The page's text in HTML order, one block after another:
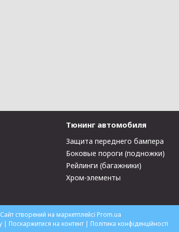
Тюнинг автомобиля
Защита переднего бампера
Боковые пороги (подножки)
Рейлинги (багажники)
Хром-элементы
Сайт створений на маркетплейсі Prom.ua
Світ Автотюнінгу | Поскаржитися на контент | Політика конфіденційності